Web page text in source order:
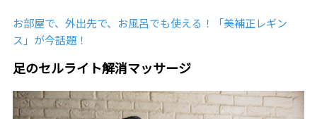
お部屋で、外出先で、お風呂でも使える！「美補正レギン
ス」が今話題！
足のセルライト解消マッサージ